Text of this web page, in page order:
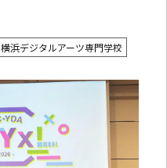
横浜デジタルアーツ専門学校